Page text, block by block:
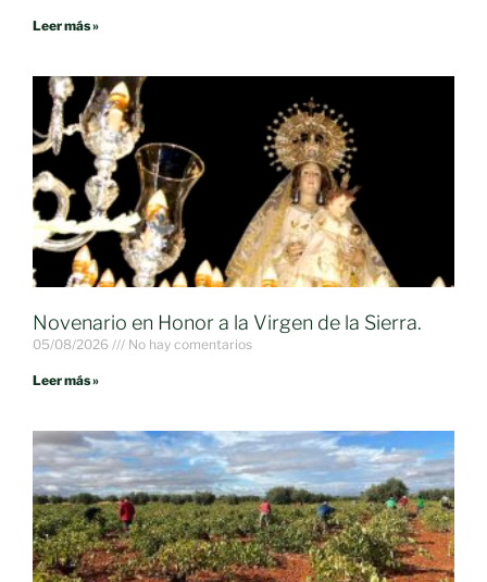
Leer más »
Novenario en Honor a la Virgen de la Sierra.
05/08/2026 No hay comentarios
Leer más »